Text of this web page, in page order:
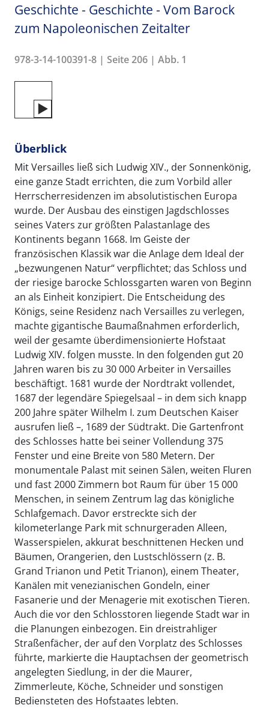
Geschichte - Geschichte - Vom Barock
zum Napoleonischen Zeitalter
978-3-14-100391-8 | Seite 206 | Abb. 1
Überblick
Mit Versailles ließ sich Ludwig XIV., der Sonnenkönig,
eine ganze Stadt errichten, die zum Vorbild aller
Herrscherresidenzen im absolutistischen Europa
wurde. Der Ausbau des einstigen Jagdschlosses
seines Vaters zur größten Palastanlage des
Kontinents begann 1668. Im Geiste der
französischen Klassik war die Anlage dem Ideal der
„bezwungenen Natur“ verpflichtet; das Schloss und
der riesige barocke Schlossgarten waren von Beginn
an als Einheit konzipiert. Die Entscheidung des
Königs, seine Residenz nach Versailles zu verlegen,
machte gigantische Baumaßnahmen erforderlich,
weil der gesamte überdimensionierte Hofstaat
Ludwig XIV. folgen musste. In den folgenden gut 20
Jahren waren bis zu 30 000 Arbeiter in Versailles
beschäftigt. 1681 wurde der Nordtrakt vollendet,
1687 der legendäre Spiegelsaal – in dem sich knapp
200 Jahre später Wilhelm I. zum Deutschen Kaiser
ausrufen ließ –, 1689 der Südtrakt. Die Gartenfront
des Schlosses hatte bei seiner Vollendung 375
Fenster und eine Breite von 580 Metern. Der
monumentale Palast mit seinen Sälen, weiten Fluren
und fast 2000 Zimmern bot Raum für über 15 000
Menschen, in seinem Zentrum lag das königliche
Schlafgemach. Davor erstreckte sich der
kilometerlange Park mit schnurgeraden Alleen,
Wasserspielen, akkurat beschnittenen Hecken und
Bäumen, Orangerien, den Lustschlössern (z. B.
Grand Trianon und Petit Trianon), einem Theater,
Kanälen mit venezianischen Gondeln, einer
Fasanerie und der Menagerie mit exotischen Tieren.
Auch die vor den Schlosstoren liegende Stadt war in
die Planungen einbezogen. Ein dreistrahliger
Straßenfächer, der auf den Vorplatz des Schlosses
führte, markierte die Hauptachsen der geometrisch
angelegten Siedlung, in der die Maurer,
Zimmerleute, Köche, Schneider und sonstigen
Bediensteten des Hofstaates lebten.